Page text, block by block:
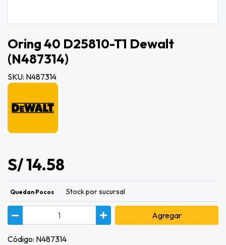
Oring 40 D25810-T1 Dewalt
(n487314)
SKU: N487314
S/ 14.58
Quedan Pocos Stock por sucursal
Agregar
Código: N487314